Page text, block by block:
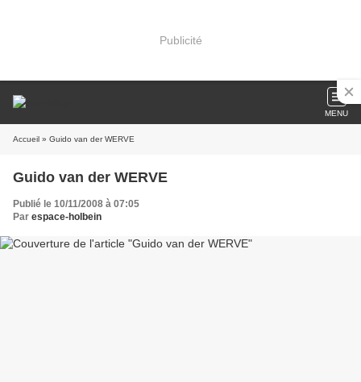
Publicité
MENU
Accueil » Guido van der WERVE
Guido van der WERVE
Publié le 10/11/2008 à 07:05
Par espace-holbein